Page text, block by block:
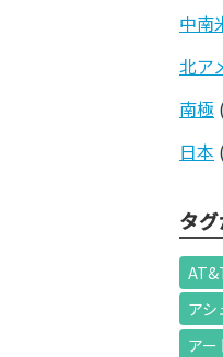
中南
北ア
南極
日本
タ
アシ
アー